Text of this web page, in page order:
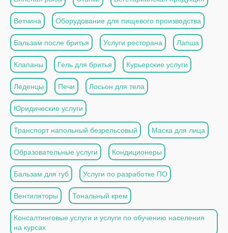
Ветчина Оборудование для пищевого производства
Бальзам после бритья Услуги ресторана Лапша
Клапаны Гель для бритья Курьерские услуги
Леденцы Печи Лосьон для тела
Юридические услуги
Транспорт напольный безрельсовый Маска для лица
Образовательные услуги Кондиционеры
Бальзам для губ Услуги по разработке ПО
Вентиляторы Тональный крем
Консалтинговые услуги и услуги по обучению населения
на курсах